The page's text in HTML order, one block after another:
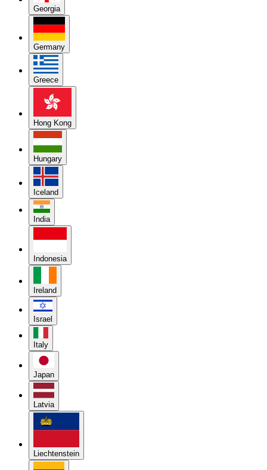
Georgia
Germany
Greece
Hong Kong
Hungary
Iceland
India
Indonesia
Ireland
Israel
Italy
Japan
Latvia
Liechtenstein